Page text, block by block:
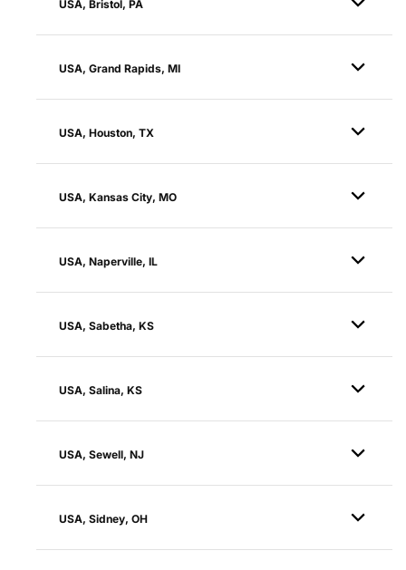
USA, Bristol, PA
USA, Grand Rapids, MI
USA, Houston, TX
USA, Kansas City, MO
USA, Naperville, IL
USA, Sabetha, KS
USA, Salina, KS
USA, Sewell, NJ
USA, Sidney, OH